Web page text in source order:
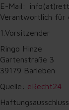
E-Mail:
Verantwortlich für
1.Vorsitzender
Ringo Hinze
Gartenstraße 3
39179 Barleben
Quelle: eRecht24